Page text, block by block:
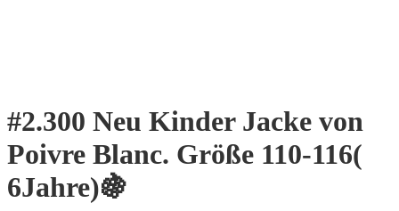
#2.300 Neu Kinder Jacke von
Poivre Blanc. Größe 110-116(
6Jahre)🍇